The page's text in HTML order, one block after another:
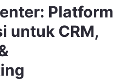
Platform
untuk CRM,